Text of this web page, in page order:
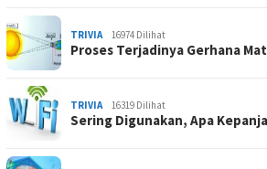
TRIVIA 16974 Dilihat
Proses Terjadinya Gerhana
TRIVIA 16319 Dilihat
Sering Digunakan, Apa